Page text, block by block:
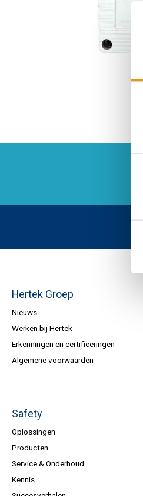
Hertek Groep
Nieuws
Werken bij Hertek
Erkenningen en certificeringen
Algemene voorwaarden
Safety
Oplossingen
Producten
Service & Onderhoud
Kennis